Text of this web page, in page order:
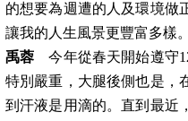
的想要為週遭的人及環境做
讓我的人生風景更豐富多樣
禹蓉 今年從春天開始遵守
特別嚴重，大腿後側也是，
到汗液是用滴的。直到最近